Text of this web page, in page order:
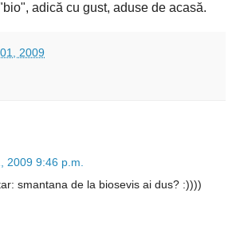
adică cu gust, aduse de acasă.
2009
2009 9:46 p.m.
smantana de la biosevis ai dus? :))))